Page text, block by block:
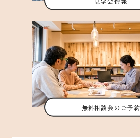
無料相談会のご予約